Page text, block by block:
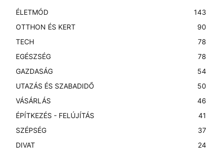
ÉLETMÓD
143
OTTHON ÉS KERT
90
TECH
78
EGÉSZSÉG
78
GAZDASÁG
54
UTAZÁS ÉS SZABADIDŐ
50
VÁSÁRLÁS
46
ÉPÍTKEZÉS - FELÚJÍTÁS
41
SZÉPSÉG
37
DIVAT
24